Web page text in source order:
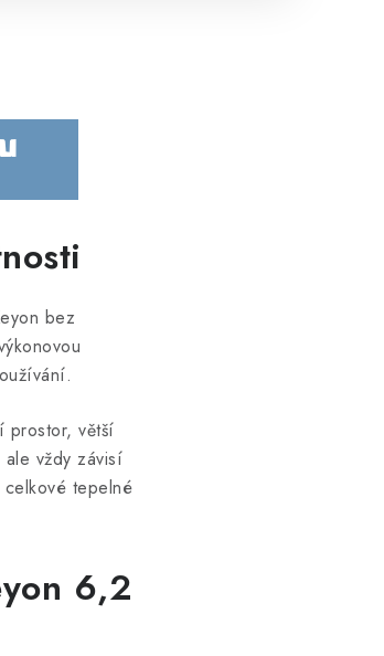
bez
prostor, větší
vždy závisí
tepelné
6,2